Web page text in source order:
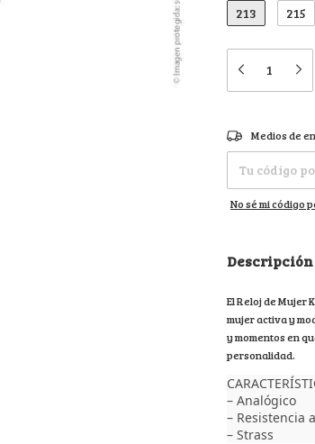
213 215
Entregas para el
Medios de
No sé mi código
Descripción
El Reloj de Mujer
mujer activa y
y momentos en
personalidad.
– Analógico
– Resistencia
– Strass